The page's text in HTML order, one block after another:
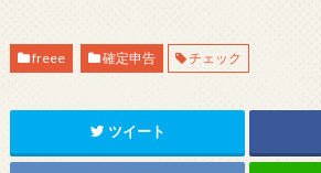
freee 確定申告 チェック
ツイート